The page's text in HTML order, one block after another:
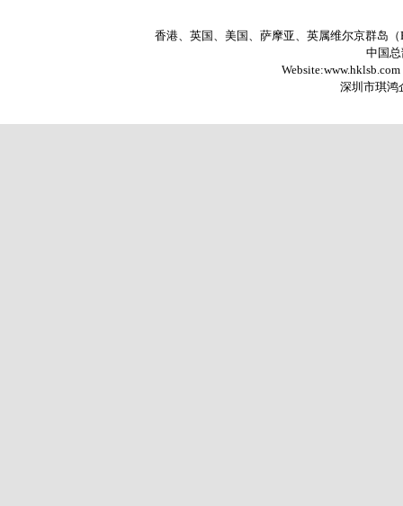
香港、英国、美国、萨摩亚、英属维尔京群岛
中国
深圳市琪鸿